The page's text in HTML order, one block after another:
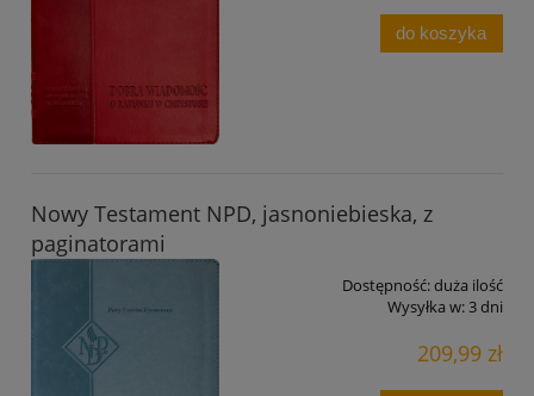
do koszyka
Nowy Testament NPD, jasnoniebieska, z
paginatorami
Dostępność:duża ilość
Wysyłka w:3 dni
209,99 zł